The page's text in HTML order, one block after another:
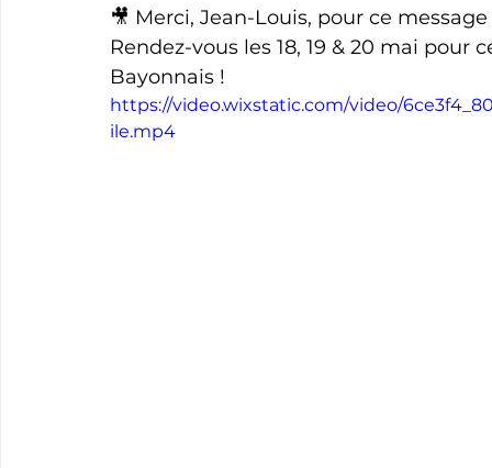
Cyclotourisme Surf Basket
🎥 Merci, Jean-Louis, pour ce
Rendez-vous les 18, 19 & 20 mai
Bayonnais !
https://video.wixstatic.com/video/
ile.mp4